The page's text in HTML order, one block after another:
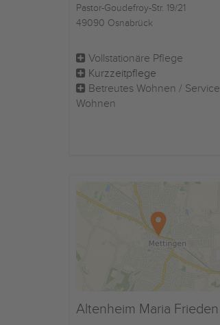
Pastor-Goudefroy-Str. 19/21
49090 Osnabrück
Vollstationäre Pflege
Kurzzeitpflege
Betreutes Wohnen / Service
Wohnen
Altenheim Maria Frieden